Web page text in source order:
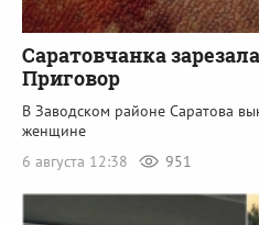
Саратовчанка
Приговор
В Заводском районе Саратова
женщине
6 августа 12:38
951